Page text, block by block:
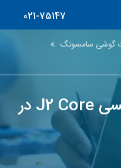
021-75147
گوشی سامسونگ
تعمیر سامسونگ گلکسی J2 Core در